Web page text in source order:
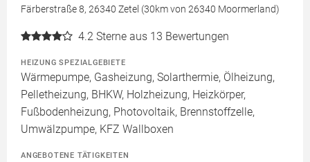
Färberstraße 8, 26340 Zetel (30km von 26340 Moormerland)
4.2 Sterne aus 13 Bewertungen
HEIZUNG SPEZIALGEBIETE
Wärmepumpe, Gasheizung, Solarthermie, Ölheizung,
Pelletheizung, BHKW, Holzheizung, Heizkörper,
Fußbodenheizung, Photovoltaik, Brennstoffzelle,
Umwälzpumpe, KFZ Wallboxen
ANGEBOTENE TÄTIGKEITEN